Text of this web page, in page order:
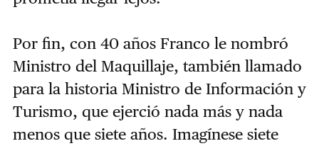
Por fin, con 40 años Franco le nombró
Ministro del Maquillaje, también llamado
para la historia Ministro de Información y
Turismo, que ejerció nada más y nada
menos que siete años. Imagínese siete